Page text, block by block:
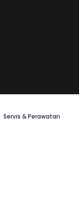
Servis & Perawatan